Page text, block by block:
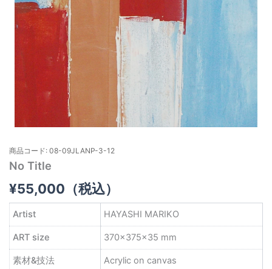
商品コード: 08-09JLANP-3-12
No Title
¥55,000 （税込）
Artist HAYASHI MARIKO
ART size 370×375×35 mm
素材&技法 Acrylic on canvas